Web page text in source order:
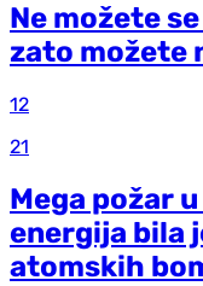
Ne možete
zato možete
12
21
Mega požar
energija bila
atomskih